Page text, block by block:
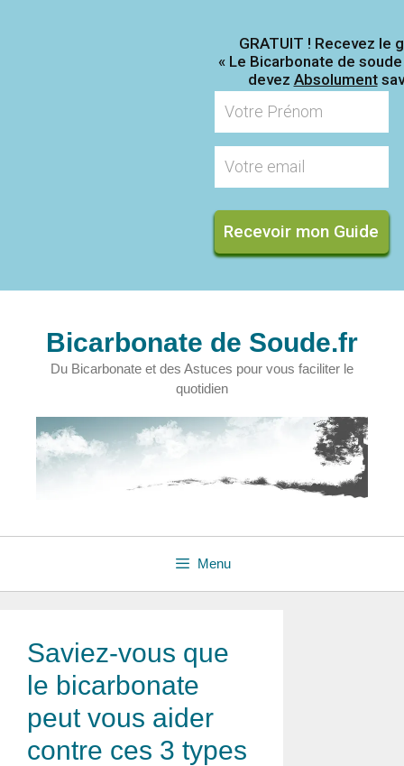
Bicarbonate de Soude.fr
Du Bicarbonate et des Astuces pour vous faciliter le
quotidien
Menu
Saviez-vous que
le bicarbonate
peut vous aider
contre ces 3 types
GRATUIT ! Recevez le
« Le Bicarbonate de
devez Absolument
Recevoir mon Guide